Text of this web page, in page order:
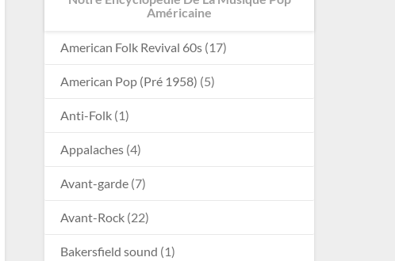
Américaine
American Folk Revival 60s (17)
American Pop (Pré 1958) (5)
Anti-Folk (1)
Appalaches (4)
Avant-garde (7)
Avant-Rock (22)
Bakersfield sound (1)